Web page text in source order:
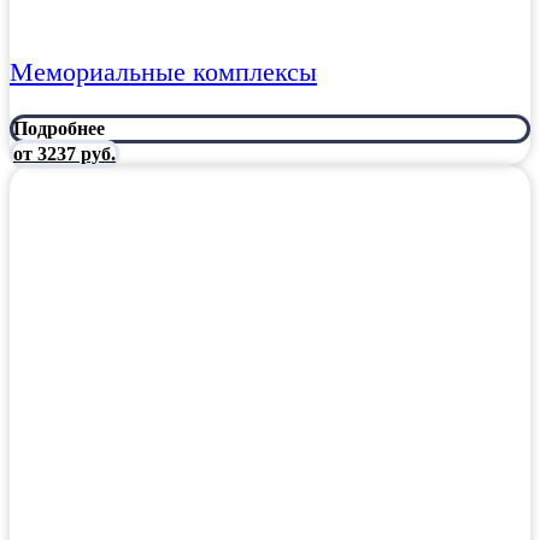
Мемориальные комплексы
Подробнее
от 3237 руб.